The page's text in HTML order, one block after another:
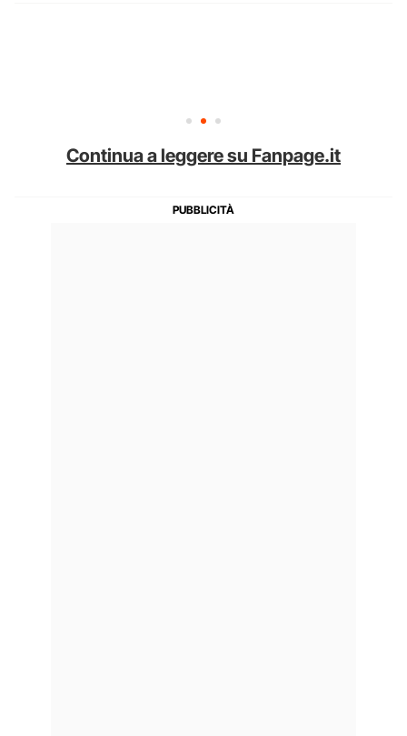
Continua a leggere su Fanpage.it